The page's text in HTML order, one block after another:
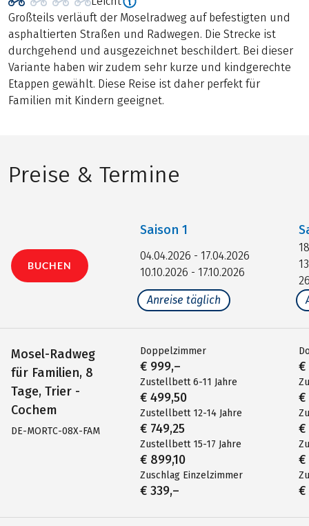
Großteils verläuft der Moselradweg auf befestigten und
asphaltierten Straßen und Radwegen. Die Strecke ist
durchgehend und ausgezeichnet beschildert. Bei dieser
Variante haben wir zudem sehr kurze und kindgerechte
Etappen gewählt. Diese Reise ist daher perfekt für
Familien mit Kindern geeignet.
Preise & Termine
BUCHEN
Mosel-Radweg
für Familien, 8
Tage, Trier -
Cochem
DE-MORTC-08X-FAM
Saison 1
04.04.2026 - 17.04.2026
10.10.2026 - 17.10.2026
Anreise täglich
Doppelzimmer
€ 999,–
Zustellbett 6-11 Jahre
€ 499,50
Zustellbett 12-14 Jahre
€ 749,25
Zustellbett 15-17 Jahre
€ 899,10
Zuschlag Einzelzimmer
€ 339,–
€
€
€
€
€